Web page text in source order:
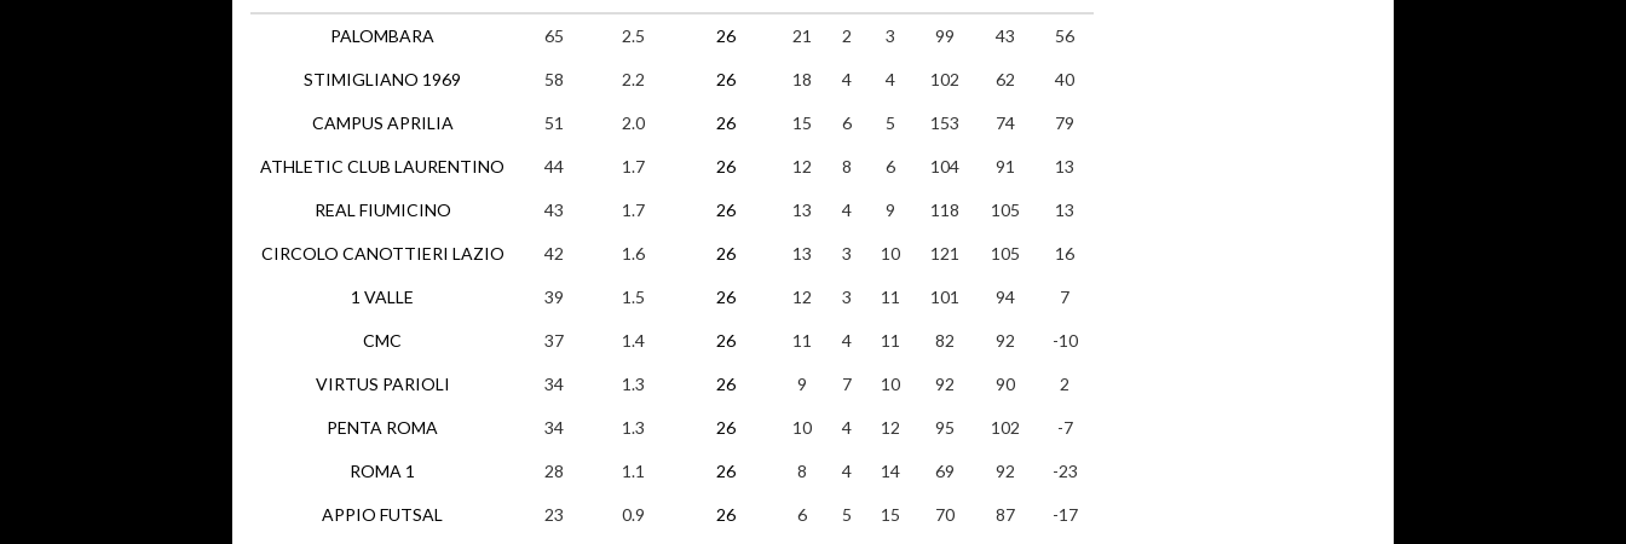
PALOMBARA
STIMIGLIANO 1969
CAMPUS APRILIA
ATHLETIC CLUB LAURENTINO
REAL FIUMICINO
CIRCOLO CANOTTIERI LAZIO
1 VALLE
CMC
VIRTUS PARIOLI
PENTA ROMA
ROMA 1
APPIO FUTSAL
65 2.5 26 21 2 3 99 43 56
58 2.2 26 18 4 4 102 62 40
51 2.0 26 15 6 5 153 74 79
44 1.7 26 12 8 6 104 91 13
43 1.7 26 13 4 9 118 105 13
42 1.6 26 13 3 10 121 105 16
39 1.5 26 12 3 11 101 94 7
37 1.4 26 11 4 11 82 92 -10
34 1.3 26 9 7 10 92 90 2
34 1.3 26 10 4 12 95 102 -7
28 1.1 26 8 4 14 69 92 -23
23 0.9 26 6 5 15 70 87 -17